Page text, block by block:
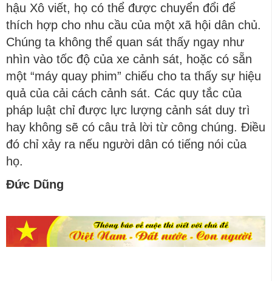
hậu Xô viết, họ có thể được chuyển đổi để
thích hợp cho nhu cầu của một xã hội dân chủ.
Chúng ta không thể quan sát thấy ngay như
nhìn vào tốc độ của xe cảnh sát, hoặc có sẵn
một “máy quay phim” chiếu cho ta thấy sự hiệu
quả của cải cách cảnh sát. Các quy tắc của
pháp luật chỉ được lực lượng cảnh sát duy trì
hay không sẽ có câu trả lời từ công chúng. Điều
đó chỉ xảy ra nếu người dân có tiếng nói của
họ.
Đức Dũng